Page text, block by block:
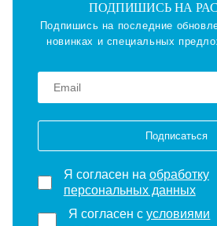
ПОДПИШИСЬ НА
Подпишись на последние
новинках и специальных
Подписаться
Я согласен на обработку
персональных данных
Я согласен сусловиями